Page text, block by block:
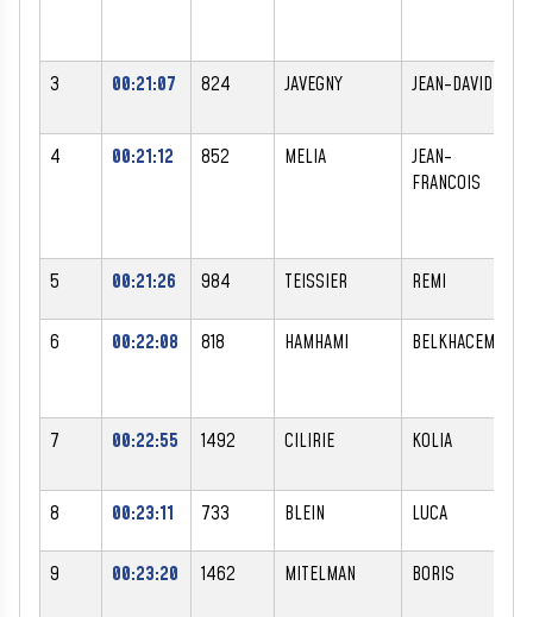
3 00:21:07 824 JAVEGNY JEAN-DAVID
4 00:21:12 852 MELIA
JEAN-
FRANCOIS
5 00:21:26 984 TEISSIER REMI
6 00:22:08 818 HAMHAMI BELKHACEM
7 00:22:55 1492 CILIRIE KOLIA
8 00:23:11 733 BLEIN LUCA
9 00:23:20 1462 MITELMAN BORIS